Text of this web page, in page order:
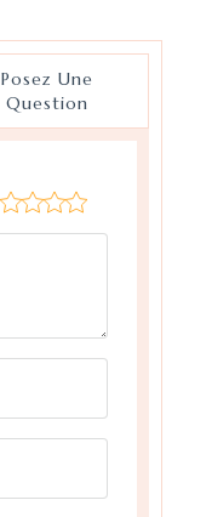
Posez Une
Question